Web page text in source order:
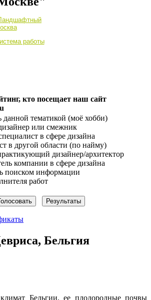
работы
кто посещает наш сайт
данной тематикой (моё хобби)
или смежник
в сфере дизайна
в другой области (по найму)
дизайнер/архитектор
компании в сфере дизайна
поиском информации
работ
Бельгия
Бельгии, ее плодородные почвы